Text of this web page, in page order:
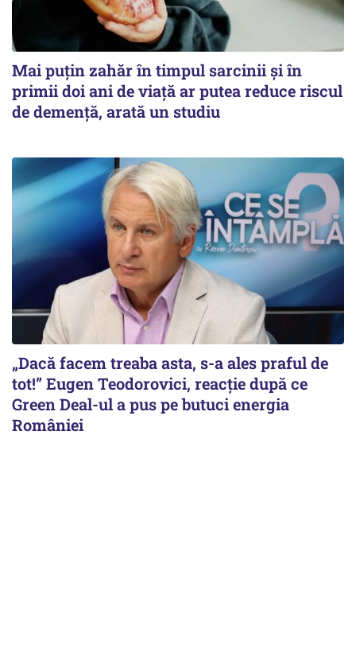
Mai puțin zahăr în timpul sarcinii și în
primii doi ani de viață ar putea reduce riscul
de demență, arată un studiu
„Dacă facem treaba asta, s-a ales praful de
tot!” Eugen Teodorovici, reacție după ce
Green Deal-ul a pus pe butuci energia
României